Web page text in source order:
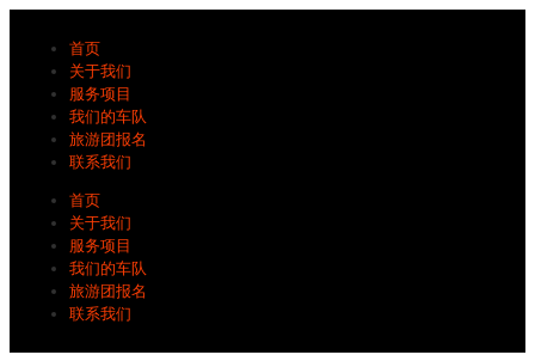
首页
关于我们
服务项目
我们的车队
旅游团报名
联系我们
首页
关于我们
服务项目
我们的车队
旅游团报名
联系我们